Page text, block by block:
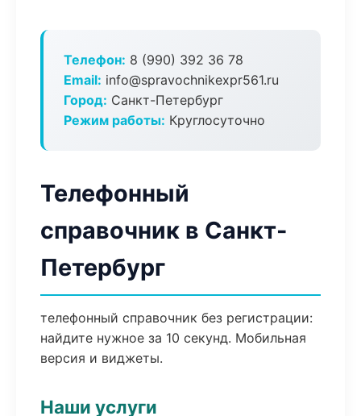
Телефон: 8 (990) 392 36 78
Email: info@spravochnikexpr561.ru
Город: Санкт-Петербург
Режим работы: Круглосуточно
Телефонный
справочник в Санкт-
Петербург
телефонный справочник без регистрации:
найдите нужное за 10 секунд. Мобильная
версия и виджеты.
Наши услуги